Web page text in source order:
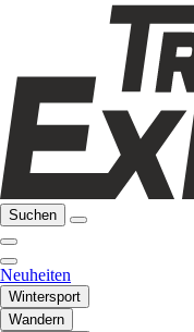
Suchen
Neuheiten
Wintersport
Wandern